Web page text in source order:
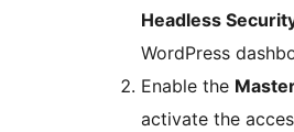
Headless
WordPress
Enable the
activate the